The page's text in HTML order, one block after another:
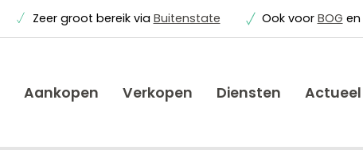
Zeer groot bereik via Buitenstate Ook voor BOG en
Aankopen Verkopen Diensten Actueel